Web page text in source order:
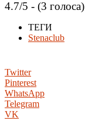
4.7/5 - (3 голоса)
ТЕГИ
Stenaclub
Twitter
Pinterest
WhatsApp
Telegram
VK